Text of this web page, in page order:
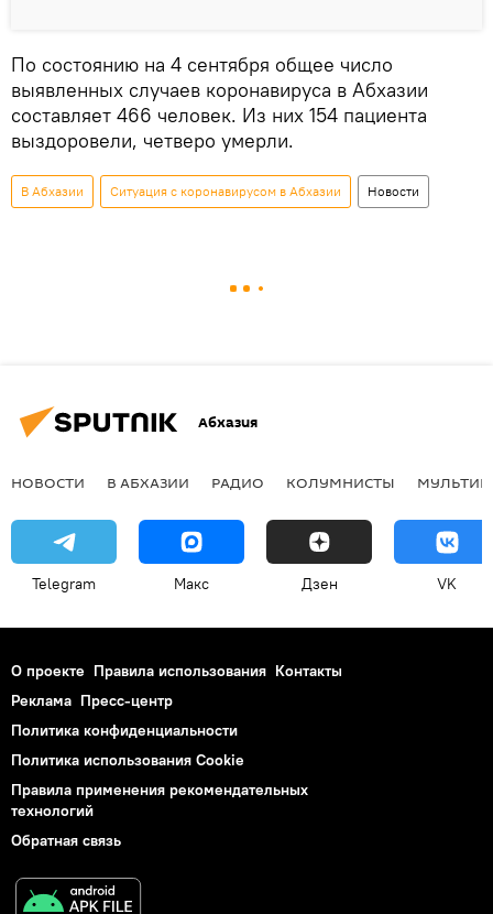
По состоянию на 4 сентября общее число
выявленных случаев коронавируса в Абхазии
составляет 466 человек. Из них 154 пациента
выздоровели, четверо умерли.
В Абхазии Ситуация с коронавирусом в Абхазии Новости
Абхазия
НОВОСТИ В АБХАЗИИ РАДИО КОЛУМНИСТЫ
Telegram Макс Дзен VK
О проекте Правила использования Контакты
Реклама Пресс-центр
Политика конфиденциальности
Политика использования Cookie
Правила применения рекомендательных
технологий
Обратная связь